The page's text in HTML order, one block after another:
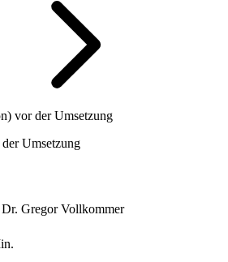
vor der Umsetzung
Umsetzung
Gregor Vollkommer